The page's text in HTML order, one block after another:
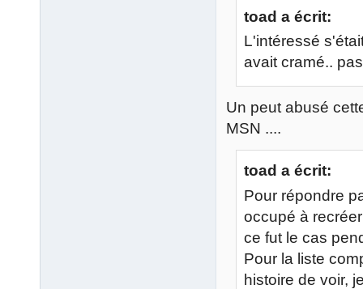
toad a écrit:
L'intéressé
avait cramé..
Un peut abusé
MSN ....
toad a écrit:
Pour répondre
occupé à
ce fut le cas
Pour la liste
histoire de voir,